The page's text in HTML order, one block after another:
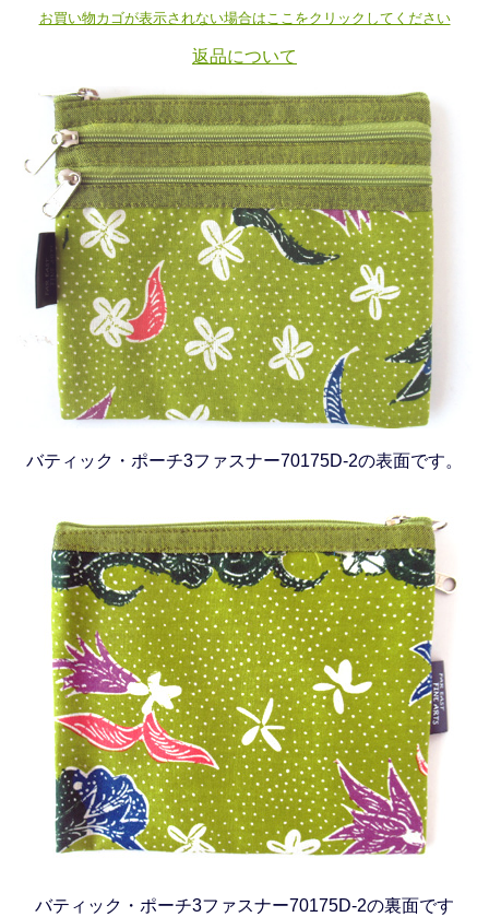
お買い物カゴが表示されない場合はここをクリックしてください
返品について
バティック・ポーチ3ファスナー70175D-2の表面です。
バティック・ポーチ3ファスナー70175D-2の裏面です